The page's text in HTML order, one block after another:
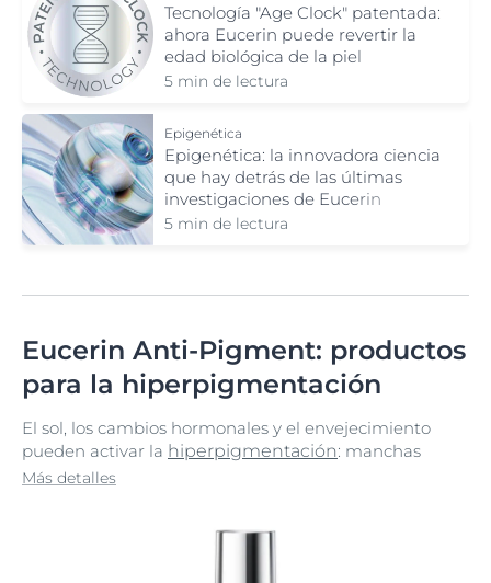
Tecnología "Age Clock" patentada:
ahora Eucerin puede revertir la
edad biológica de la piel
5 min de lectura
Epigenética
Epigenética: la innovadora ciencia
que hay detrás de las últimas
investigaciones de Eucerin
5 min de lectura
Eucerin Anti-Pigment: productos
para la hiperpigmentación
El sol, los cambios hormonales y el envejecimiento
pueden activar la hiperpigmentación: manchas
oscuras ymanchas producidas por la edad
Pigment se ha formulado especialmente para reducir
la hiperpigmentación y conseguir una piel más
Más detalles